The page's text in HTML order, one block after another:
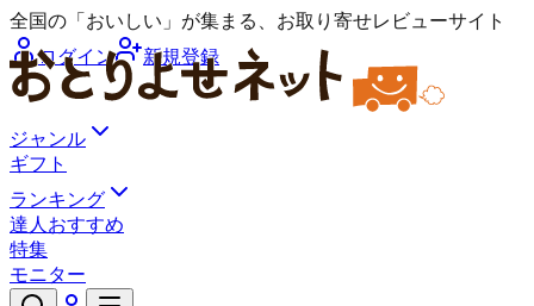
全国の「おいしい」が集まる、お取り寄せレビューサイト
ログイン
新規登録
ジャンル
ギフト
ランキング
達人おすすめ
特集
モニター